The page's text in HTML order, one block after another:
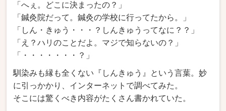
「へぇ。どこに決まったの？」
「鍼灸院だって。鍼灸の学校に行ってたから。」
「しん・きゅう・・・？しんきゅうってなに？？」
「え？ハリのことだよ。マジで知らないの？」
「・・・・・・・？」
馴染みも縁も全くない『しんきゅう』という言葉。妙
に引っかかり、インターネットで調べてみた。
そこには驚くべき内容がたくさん書かれていた。